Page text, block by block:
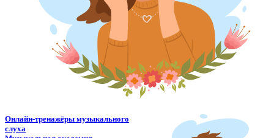
Онлайн-тренажёры музыкального
слуха